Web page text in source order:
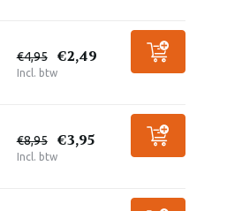
€4,95 €2,49
Incl. btw
€8,95 €3,95
Incl. btw